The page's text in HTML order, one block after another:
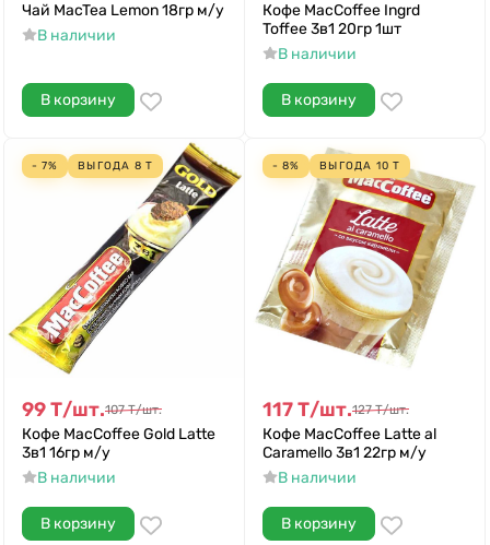
Чай MacTea Lemon 18гр м/у
В наличии
В корзину
Кофе MacCoffee Ingrd
Toffee 3в1 20гр 1шт
В наличии
В корзину
- 7% ВЫГОДА 8 Т
99Т/шт.107 Т/шт.
Кофе MacCoffee Gold Latte
3в1 16гр м/у
В наличии
В корзину
- 8% ВЫГОДА 10 Т
117Т/шт.127 Т/шт.
Кофе MacCoffee Latte al
Caramello 3в1 22гр м/у
В наличии
В корзину